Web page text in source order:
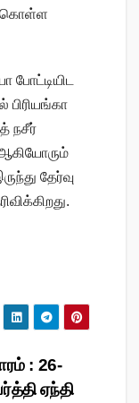
கொள்ள
போட்டியிட
பிரியங்கா
நசீர்
தேர்வு
: 26-
ஏந்தி